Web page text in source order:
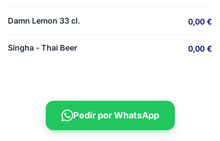
Damn Lemon 33 cl. 0,00 €
Singha - Thai Beer 0,00 €
Pedir por WhatsApp